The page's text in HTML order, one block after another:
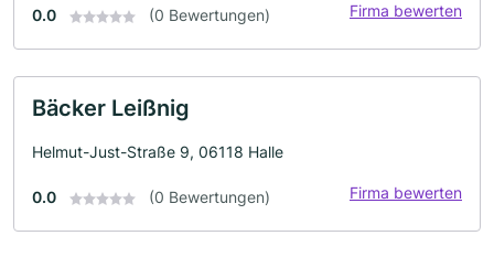
0.0 (0 Bewertungen) Firma bewerten
Bäcker Leißnig
Helmut-Just-Straße 9, 06118 Halle
0.0 (0 Bewertungen) Firma bewerten